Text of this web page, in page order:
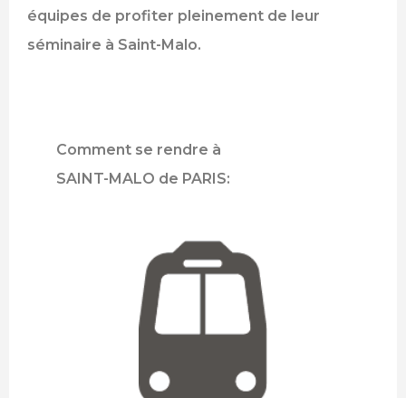
équipes de profiter pleinement de leur
séminaire à Saint-Malo.
Comment se rendre à
SAINT-MALO de PARIS: